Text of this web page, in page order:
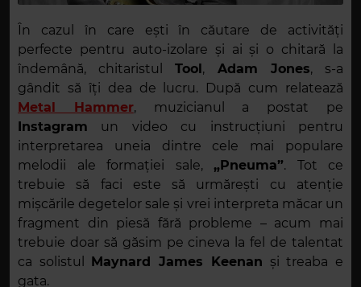
În cazul în care ești în căutare de activități
perfecte pentru auto-izolare și ai și o chitară la
îndemână, chitaristulTool, Adam Jones, s-a
gândit să îți dea de lucru. După cum relatează
Metal Hammer, muzicianul a postat pe
Instagram un video cu instrucțiuni pentru
interpretarea uneia dintre cele mai populare
melodii ale formației sale, „Pneuma”. Tot ce
trebuie să faci este să urmărești cu atenție
mișcările degetelor sale și vrei interpreta măcar un
fragment din piesă fără probleme – acum mai
trebuie doar să găsim pe cineva la fel de talentat
ca solistul Maynard James Keenan și treaba e
gata.